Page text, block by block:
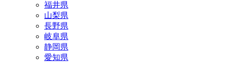
福井県
山梨県
長野県
岐阜県
静岡県
愛知県